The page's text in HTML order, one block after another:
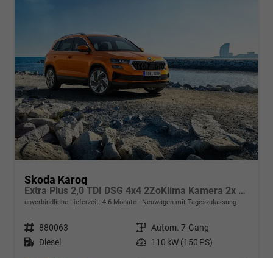
Skoda Karoq
Extra Plus 2,0 TDI DSG 4x4 2ZoKlima Kamera 2x Einparkhilfe Alu Felgen 5J Garantie Sitzheizung Matrix el Heckklappe ACC
unverbindliche Lieferzeit: 4-6 Monate Neuwagen mit Tageszulassung
Fahrzeugnr. 880063 Getriebe Autom. 7-Gang
Kraftstoff Diesel Leistung 110 kW (150 PS)